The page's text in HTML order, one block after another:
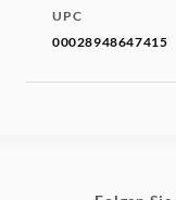
UPC
00028948647415